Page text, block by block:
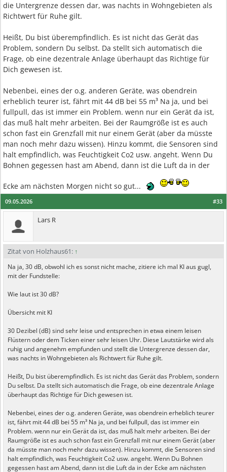
die Untergrenze dessen dar, was nachts in Wohngebieten als
Richtwert für Ruhe gilt.
Heißt, Du bist überempfindlich. Es ist nicht das Gerät das
Problem, sondern Du selbst. Da stellt sich automatisch die
Frage, ob eine dezentrale Anlage überhaupt das Richtige für
Dich gewesen ist.
Nebenbei, eines der o.g. anderen Geräte, was obendrein
erheblich teurer ist, fährt mit 44 dB bei 55 m³ Na ja, und bei
fullpull, das ist immer ein Problem. wenn nur ein Gerät da ist,
das muß halt mehr arbeiten. Bei der Raumgröße ist es auch
schon fast ein Grenzfall mit nur einem Gerät (aber da müsste
man noch mehr dazu wissen). Hinzu kommt, die Sensoren sind
halt empfindlich, was Feuchtigkeit Co2 usw. angeht. Wenn Du
Bohnen gegessen hast am Abend, dann ist die Luft da in der
Ecke am nächsten Morgen nicht so gut...
#33
09.05.2026
Lars R
Zitat von Holzhaus61: ↑
Na ja, 30 dB, obwohl ich es sonst nicht mache, zitiere ich mal KI aus gugl,
mit der Fundstelle:
Wie laut ist 30 dB?
Übersicht mit KI
30 Dezibel (dB) sind sehr leise und entsprechen in etwa einem leisen
Flüstern oder dem Ticken einer sehr leisen Uhr. Diese Lautstärke wird als
ruhig und angenehm empfunden und stellt die Untergrenze dessen dar,
was nachts in Wohngebieten als Richtwert für Ruhe gilt.
Heißt, Du bist überempfindlich. Es ist nicht das Gerät das Problem, sondern
Du selbst. Da stellt sich automatisch die Frage, ob eine dezentrale Anlage
überhaupt das Richtige für Dich gewesen ist.
Nebenbei, eines der o.g. anderen Geräte, was obendrein erheblich teurer
ist, fährt mit 44 dB bei 55 m³ Na ja, und bei fullpull, das ist immer ein
Problem. wenn nur ein Gerät da ist, das muß halt mehr arbeiten. Bei der
Raumgröße ist es auch schon fast ein Grenzfall mit nur einem Gerät (aber
da müsste man noch mehr dazu wissen). Hinzu kommt, die Sensoren sind
halt empfindlich, was Feuchtigkeit Co2 usw. angeht. Wenn Du Bohnen
gegessen hast am Abend, dann ist die Luft da in der Ecke am nächsten